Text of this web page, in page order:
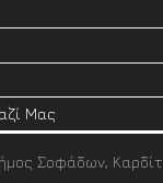
Μας
Σοφάδων,